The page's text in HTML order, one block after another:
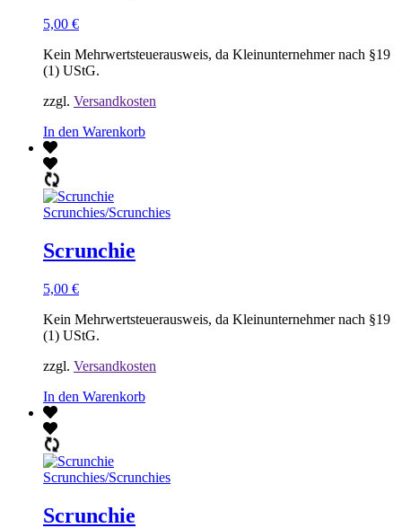
5,00 €
Kein Mehrwertsteuerausweis, da Kleinunternehmer nach §19
(1) UStG.
zzgl. Versandkosten
In den Warenkorb
Scrunchies/Scrunchies
Scrunchie
5,00 €
Kein Mehrwertsteuerausweis, da Kleinunternehmer nach §19
(1) UStG.
zzgl. Versandkosten
In den Warenkorb
Scrunchies/Scrunchies
Scrunchie